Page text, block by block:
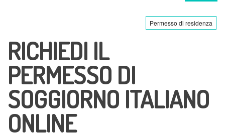
Permesso di residenza
RICHIEDI IL
PERMESSO DI
SOGGIORNO ITALIANO
ONLINE